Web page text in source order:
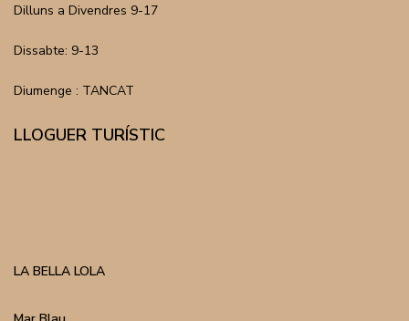
Dilluns a Divendres 9-17
Dissabte: 9-13
Diumenge : TANCAT
LLOGUER TURÍSTIC
LA BELLA LOLA